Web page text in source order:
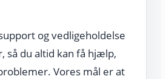
og vedligeholdelse
så du altid kan få hjælp,
Vores mål er at